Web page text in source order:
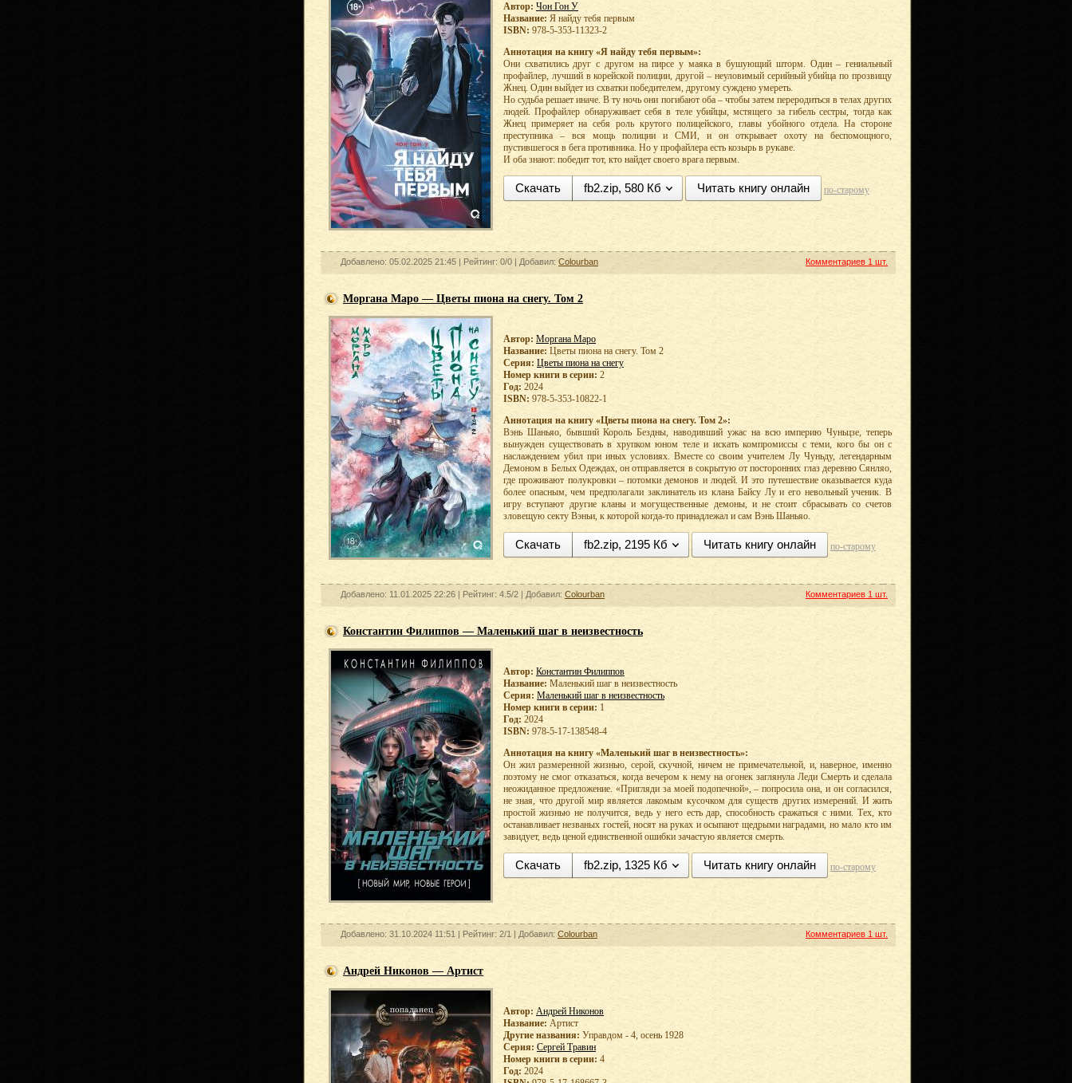
Автор: Чон Гон У
Название: Я найду тебя первым
ISBN: 978-5-353-11323-2
Аннотация на книгу «Я найду тебя первым»:
Они схватились друг с другом на пирсе у маяка в бушующий шторм. Один – гениальный
профайлер, лучший в корейской полиции, другой – неуловимый серийный убийца по прозвищу
Жнец. Один выйдет из схватки победителем, другому суждено умереть.
Но судьба решает иначе. В ту ночь они погибают оба – чтобы затем переродиться в телах других
людей. Профайлер обнаруживает себя в теле убийцы, мстящего за гибель сестры, тогда как
Жнец примеряет на себя роль крутого полицейского, главы убойного отдела. На стороне
преступника – вся мощь полиции и СМИ, и он открывает охоту на беспомощного,
пустившегося в бега противника. Но у профайлера есть козырь в рукаве.
И оба знают: победит тот, кто найдет своего врага первым.
Скачать fb2.zip, 580 Кб Читать книгу онлайн по-старому
Добавлено: 05.02.2025 21:45 | Рейтинг: 0/0 | Добавил: Colourban Комментариев 1 шт.
Моргана Маро — Цветы пиона на снегу. Том 2
Автор: Моргана Маро
Название: Цветы пиона на снегу. Том 2
Серия: Цветы пиона на снегу
Номер книги в серии: 2
Год: 2024
ISBN: 978-5-353-10822-1
Аннотация на книгу «Цветы пиона на снегу. Том 2»:
Вэнь Шаньяо, бывший Король Бездны, наводивший ужас на всю империю Чуньцзе, теперь
вынужден существовать в хрупком юном теле и искать компромиссы с теми, кого бы он с
наслаждением убил при иных условиях. Вместе со своим учителем Лу Чуньду, легендарным
Демоном в Белых Одеждах, он отправляется в сокрытую от посторонних глаз деревню Сянляо,
где проживают полукровки – потомки демонов и людей. И это путешествие оказывается куда
более опасным, чем предполагали заклинатель из клана Байсу Лу и его невольный ученик. В
игру вступают другие кланы и могущественные демоны, и не стоит сбрасывать со счетов
зловещую секту Вэньи, к которой когда-то принадлежал и сам Вэнь Шаньяо.
Скачать fb2.zip, 2195 Кб Читать книгу онлайн по-старому
Добавлено: 11.01.2025 22:26 | Рейтинг: 4.5/2 | Добавил: Colourban Комментариев 1 шт.
Константин Филиппов — Маленький шаг в неизвестность
Автор: Константин Филиппов
Название: Маленький шаг в неизвестность
Серия: Маленький шаг в неизвестность
Номер книги в серии: 1
Год: 2024
ISBN: 978-5-17-138548-4
Аннотация на книгу «Маленький шаг в неизвестность»:
Он жил размеренной жизнью, серой, скучной, ничем не примечательной, и, наверное, именно
поэтому не смог отказаться, когда вечером к нему на огонек заглянула Леди Смерть и сделала
неожиданное предложение. «Пригляди за моей подопечной», – попросила она, и он согласился,
не зная, что другой мир является лакомым кусочком для существ других измерений. И жить
простой жизнью не получится, ведь у него есть дар, способность сражаться с ними. Тех, кто
останавливает незваных гостей, носят на руках и осыпают щедрыми наградами, но мало кто им
завидует, ведь ценой единственной ошибки зачастую является смерть.
Скачать fb2.zip, 1325 Кб Читать книгу онлайн по-старому
Добавлено: 31.10.2024 11:51 | Рейтинг: 2/1 | Добавил: Colourban Комментариев 1 шт.
Андрей Никонов — Артист
Автор: Андрей Никонов
Название: Артист
Другие названия: Управдом - 4, осень 1928
Серия: Сергей Травин
Номер книги в серии: 4
Год: 2024